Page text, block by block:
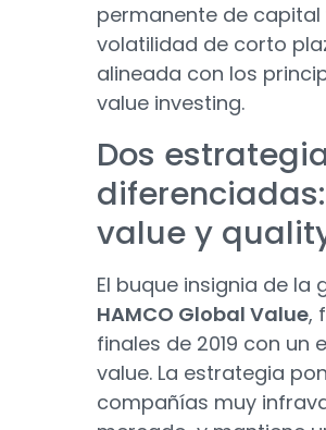
permanente de
volatilidad de corto
alineada con los
value investing.
Dos
value y
El buque insignia de la
HAMCO Global Value,
finales de 2019 con un
value. La estrategia
compañías muy